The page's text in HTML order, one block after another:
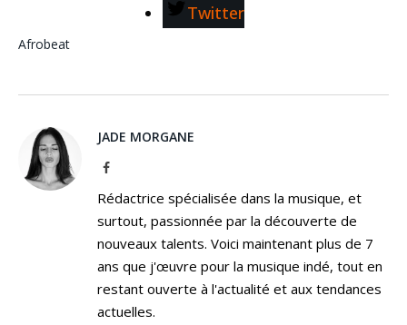
Twitter
Afrobeat
JADE MORGANE
Facebook
Rédactrice spécialisée dans la musique, et
surtout, passionnée par la découverte de
nouveaux talents. Voici maintenant plus de 7
ans que j'œuvre pour la musique indé, tout en
restant ouverte à l'actualité et aux tendances
actuelles.